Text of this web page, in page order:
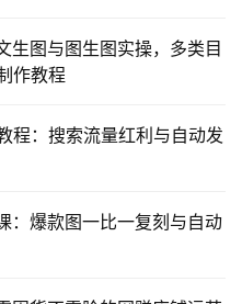
生图与图生图实操，多类目
作教程
程：搜索流量红利与自动发
：爆款图一比一复刻与自动